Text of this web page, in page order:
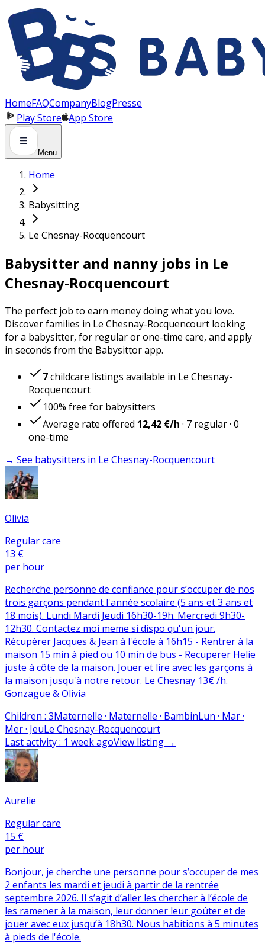
HomeFAQCompanyBlogPresse
Play Store App Store
Menu
Home
Babysitting
Le Chesnay-Rocquencourt
Babysitter and nanny jobs in Le
Chesnay-Rocquencourt
The perfect job to earn money doing what you love.
Discover families in Le Chesnay-Rocquencourt looking
for a babysitter, for regular or one-time care, and apply
in seconds from the Babysittor app.
7childcare listings available in Le Chesnay-
Rocquencourt
100% free for babysitters
Average rate offered 12,42 €/h · 7 regular· 0
one-time
→ See babysitters in Le Chesnay-Rocquencourt
Olivia
Regular care
13 €
per hour
Recherche personne de confiance pour s’occuper de nos
trois garçons pendant l'année scolaire (5 ans et 3 ans et
18 mois). Lundi Mardi Jeudi 16h30-19h. Mercredi 9h30-
12h30. Contactez moi meme si dispo qu'un jour.
Récupérer Jacques & Jean à l'école à 16h15 - Rentrer à la
maison 15 min à pied ou 10 min de bus - Recuperer Helie
juste à côte de la maison. Jouer et lire avec les garçons à
la maison jusqu'à notre retour. Le Chesnay 13€ /h.
Gonzague & Olivia
Children : 3Maternelle · Maternelle · BambinLun · Mar ·
Mer · JeuLe Chesnay-Rocquencourt
Last activity: 1 week agoView listing →
Aurelie
Regular care
15 €
per hour
Bonjour, je cherche une personne pour s’occuper de mes
2 enfants les mardi et jeudi à partir de la rentrée
septembre 2026. Il s’agit d’aller les chercher à l’école de
les ramener à la maison, leur donner leur goûter et de
jouer avec eux jusqu’à 18h30. Nous habitions à 5 minutes
à pieds de l'école.
Panneau de gestion des cookies